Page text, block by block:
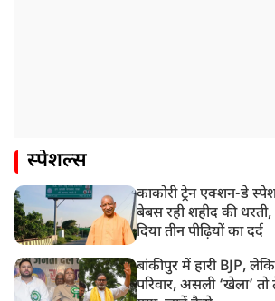
स्पेशल्स
काकोरी ट्रेन एक्शन-डे
बेबस रही शहीद की धरती,
दिया तीन पीढ़ियों का दर्द
बांकीपुर में हारी BJP,
परिवार, असली ‘खेला’